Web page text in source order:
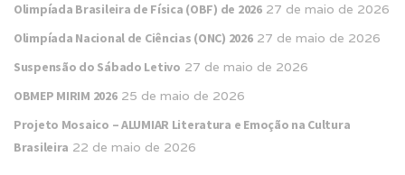
Olimpíada Brasileira de Física (OBF) de 2026 27 de maio de 2026
Olimpíada Nacional de Ciências (ONC) 2026 27 de maio de 2026
Suspensão do Sábado Letivo 27 de maio de 2026
OBMEP MIRIM 2026 25 de maio de 2026
Projeto Mosaico – ALUMIAR Literatura e Emoção na Cultura
Brasileira 22 de maio de 2026